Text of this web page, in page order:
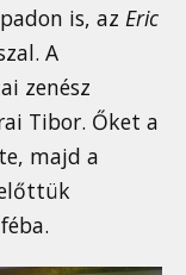
is, az Eric
A
zenész
Tibor. Őket a
majd a